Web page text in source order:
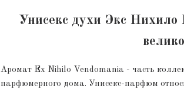
Унисекс духи Экс Нихило
Аромат Ex Nihilo Vendomania - часть
парфюмерного дома. Унисекс-парфюм